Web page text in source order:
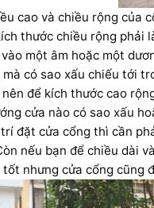
cao và chiều rộng của
thước chiều rộng phải
một âm hoặc một
có sao xấu chiếu tới
để kích thước cao
cửa nào có sao xấu
đặt cửa cổng thì cần
nếu bạn để chiều dài
nhưng cửa cổng cũng